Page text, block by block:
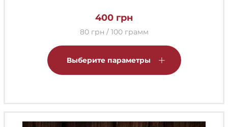
400 грн
80 грн / 100 грамм
Выберите параметры
товар
можно